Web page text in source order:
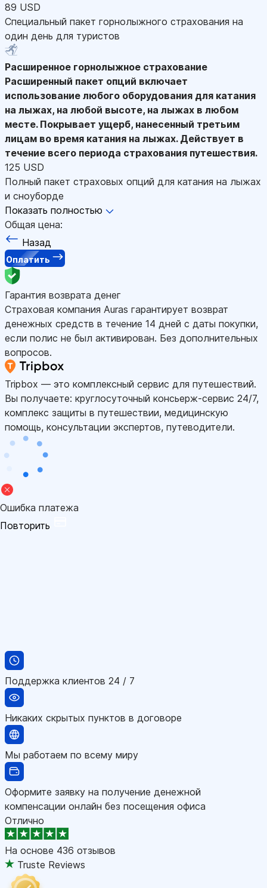
89 USD
Специальный пакет горнолыжного страхования на
один день для туристов
Расширенное горнолыжное страхование
Расширенный пакет опций включает
использование любого оборудования для катания
на лыжах, на любой высоте, на лыжах в любом
месте. Покрывает ущерб, нанесенный третьим
лицам во время катания на лыжах. Действует в
течение всего периода страхования путешествия.
125 USD
Полный пакет страховых опций для катания на лыжах
и сноуборде
Показать полностью
Общая цена:
Назад
Оплатить
Гарантия возврата денег
Страховая компания Auras гарантирует возврат
денежных средств в течение 14 дней с даты покупки,
если полис не был активирован. Без дополнительных
вопросов.
Tripbox — это комплексный сервис для путешествий.
Вы получаете: круглосуточный консьерж-сервис 24/7,
комплекс защиты в путешествии, медицинскую
помощь, консультации экспертов, путеводители.
Ошибка платежа
Повторить
Поддержка клиентов 24 / 7
Никаких скрытых пунктов в договоре
Мы работаем по всему миру
Оформите заявку на получение денежной
компенсации онлайн без посещения офиса
Отлично
На основе 436 отзывов
Truste Reviews